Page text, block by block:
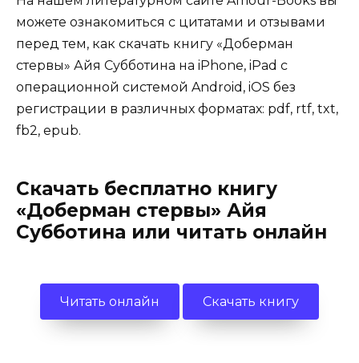
можете ознакомиться с цитатами и отзывами
перед тем, как скачать книгу «Доберман
стервы» Айя Субботина на iPhone, iPad с
операционной системой Android, iOS без
регистрации в различных форматах: pdf, rtf, txt,
fb2, epub.
Скачать бесплатно книгу
«Доберман стервы» Айя
Субботина или читать онлайн
Читать онлайн Скачать книгу